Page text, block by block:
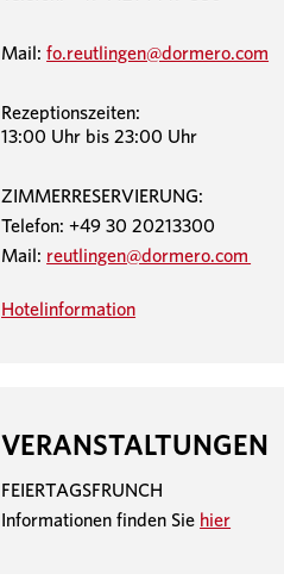
Mail:fo.reutlingen@dormero.com
Rezeptionszeiten:
13:00 Uhr bis 23:00 Uhr
ZIMMERRESERVIERUNG:
Telefon: +49 30 20213300
Mail: reutlingen@dormero.com
Hotelinformation
VERANSTALTUNGEN
FEIERTAGSFRUNCH
Informationen finden Sie hier